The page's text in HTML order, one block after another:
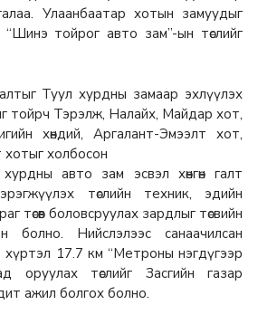
Улаанбаатар хотын замуудыг
тойрог авто зам”-ын төслийг
Туул хурдны замаар эхлүүлэх
тойрч Тэрэлж, Налайх, Майдар хот,
хөндий, Аргалант-Эмээлт хот,
холбосон
авто зам эсвэл хөнгөн галт
төслийн техник, эдийн
төсөв боловсруулах зардлыг төсвийн
болно. Нийслэлээс санаачилсан
хүртэл 17.7 км “Метроны нэгдүгээр
оруулах төслийг Засгийн газар
ажил болгох болно.